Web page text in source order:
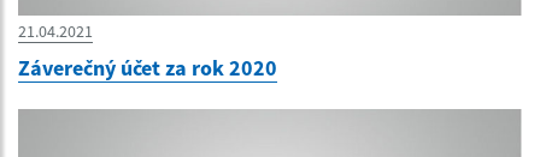
21.04.2021
Záverečný účet za rok 2020